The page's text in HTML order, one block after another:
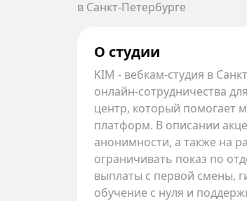
в Санкт-Петербурге
О студии
KIM - вебкам-студия в
онлайн-сотрудничества
центр, который помогает
платформ. В описании
анонимности, а также на
ограничивать показ по
выплаты с первой смены,
обучение с нуля и